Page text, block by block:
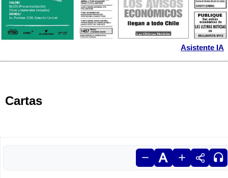
Asistente IA
Cartas